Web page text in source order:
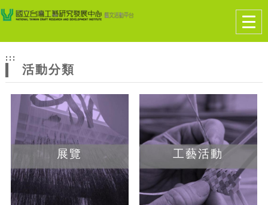
網
站
主
題
跳到主要內容
網站導覽
:::
活動分類
展覽 工藝活動